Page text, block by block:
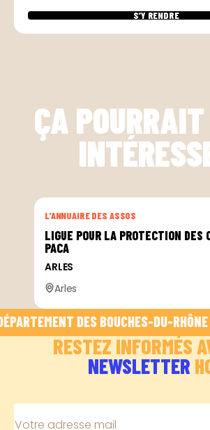
S’Y RENDRE
ÇA
LIGUE POUR LA PROTECTION DES
PACA
L'ANNUAIRE DES ASSOS
ARLES
Arles
DES BOUCHES-DU-
RESTEZ INFORMÉS
NEWSLETTER
Votre adresse mail